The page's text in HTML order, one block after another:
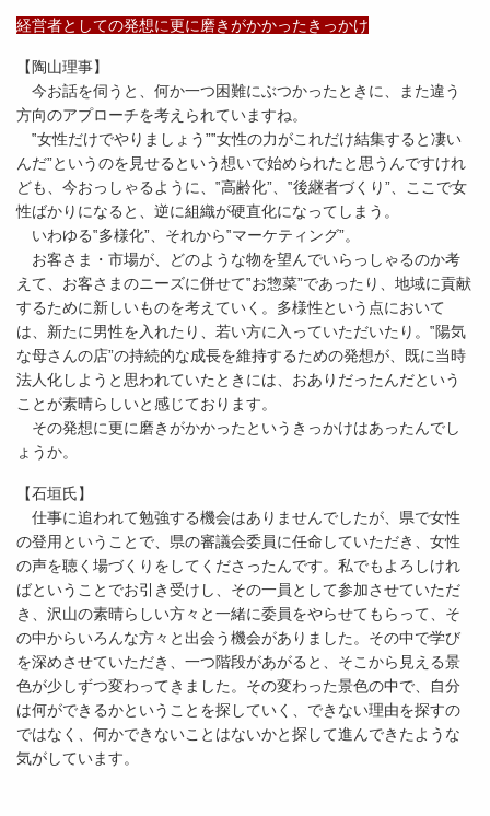
経営者としての発想に更に磨きがかかったきっかけ
【陶山理事】
今お話を伺うと、何か一つ困難にぶつかったときに、また違う
方向のアプローチを考えられていますね。
‟女性だけでやりましょう”‟女性の力がこれだけ結集すると凄い
んだ”というのを見せるという想いで始められたと思うんですけれ
ども、今おっしゃるように、‟高齢化”、‟後継者づくり”、ここで女
性ばかりになると、逆に組織が硬直化になってしまう。
いわゆる‟多様化”、それから‟マーケティング”。
お客さま・市場が、どのような物を望んでいらっしゃるのか考
えて、お客さまのニーズに併せて‟お惣菜”であったり、地域に貢献
するために新しいものを考えていく。多様性という点において
は、新たに男性を入れたり、若い方に入っていただいたり。‟陽気
な母さんの店”の持続的な成長を維持するための発想が、既に当時
法人化しようと思われていたときには、おありだったんだという
ことが素晴らしいと感じております。
その発想に更に磨きがかかったというきっかけはあったんでし
ょうか。
【石垣氏】
仕事に追われて勉強する機会はありませんでしたが、県で女性
の登用ということで、県の審議会委員に任命していただき、女性
の声を聴く場づくりをしてくださったんです。私でもよろしけれ
ばということでお引き受けし、その一員として参加させていただ
き、沢山の素晴らしい方々と一緒に委員をやらせてもらって、そ
の中からいろんな方々と出会う機会がありました。その中で学び
を深めさせていただき、一つ階段があがると、そこから見える景
色が少しずつ変わってきました。その変わった景色の中で、自分
は何ができるかということを探していく、できない理由を探すの
ではなく、何かできないことはないかと探して進んできたような
気がしています。